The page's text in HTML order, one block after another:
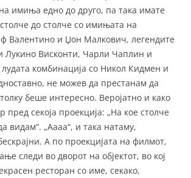
имиња едно до друго, па така имате
до столче со имињата на
Валентино и Џон Малкович, легендите
Лукино Висконти, Чарли Чаплин и
комбинација со Никол Кидмен и
не можев да престанам да
беше интересно. Веројатно и како
пред секоја проекција: „На кое столче
видам“. „Аааа“, и така натаму,
А по проекцијата на филмот,
следи во дворот на објектот, во кој
ресторан со име, секако,